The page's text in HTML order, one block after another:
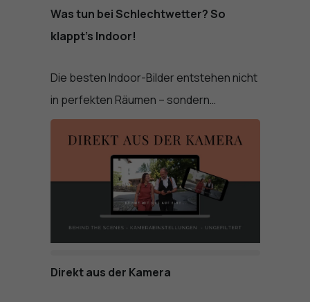
Was tun bei Schlechtwetter? So
klappt’s Indoor!
Die besten Indoor-Bilder entstehen nicht
in perfekten Räumen – sondern…
Direkt aus der Kamera